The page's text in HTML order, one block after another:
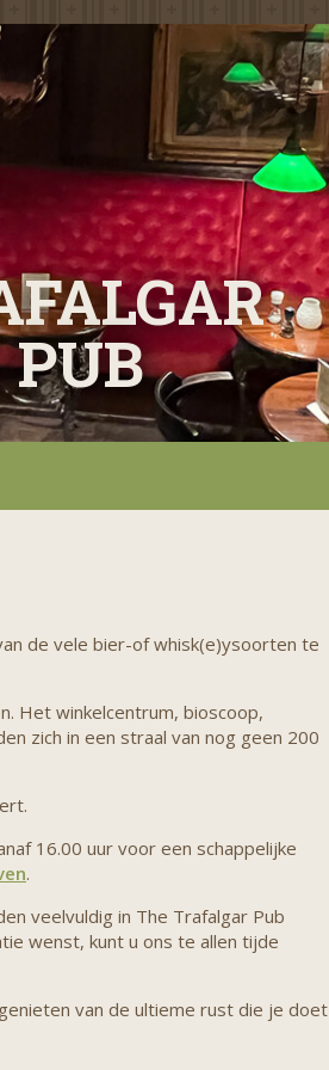
PUB
de vele bier-of whisk(e)ysoorten te
Het winkelcentrum, bioscoop,
zich in een straal van nog geen 200
16.00 uur voor een schappelijke
.
veelvuldig in The Trafalgar Pub
wenst, kunt u ons te allen tijde
van de ultieme rust die je doet